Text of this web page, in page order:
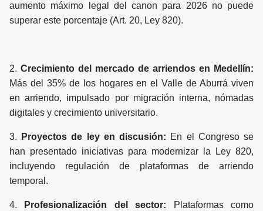
aumento máximo legal del canon para 2026 no puede
superar este porcentaje (Art. 20, Ley 820).
2. Crecimiento del mercado de arriendos en Medellín:
Más del 35% de los hogares en el Valle de Aburrá viven
en arriendo, impulsado por migración interna, nómadas
digitales y crecimiento universitario.
3. Proyectos de ley en discusión: En el Congreso se
han presentado iniciativas para modernizar la Ley 820,
incluyendo regulación de plataformas de arriendo
temporal.
4. Profesionalización del sector: Plataformas como